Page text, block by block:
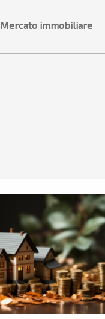
Mercato immobiliare